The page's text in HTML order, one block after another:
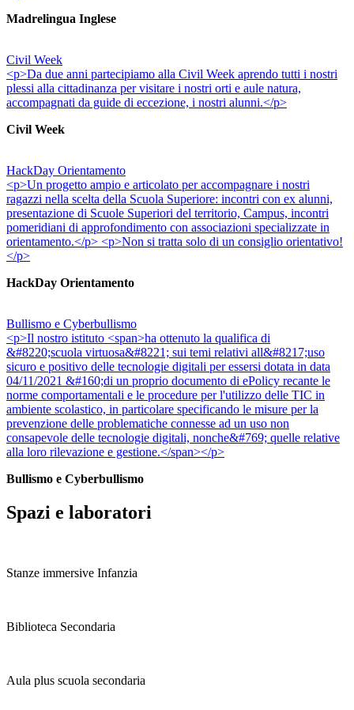
Madrelingua Inglese
Civil Week
<p>Da due anni partecipiamo alla Civil Week aprendo tutti i nostri
plessi alla cittadinanza per visitare i nostri orti e aule natura,
accompagnati da guide di eccezione, i nostri alunni.</p>
Civil Week
HackDay Orientamento
<p>Un progetto ampio e articolato per accompagnare i nostri
ragazzi nella scelta della Scuola Superiore: incontri con ex alunni,
presentazione di Scuole Superiori del territorio, Campus, incontri
pomeridiani di approfondimento con associazioni specializzate in
orientamento.</p> <p>Non si tratta solo di un consiglio orientativo!
</p>
HackDay Orientamento
Bullismo e Cyberbullismo
<p>Il nostro istituto <span>ha ottenuto la qualifica di
&#8220;scuola virtuosa&#8221; sui temi relativi all&#8217;uso
sicuro e positivo delle tecnologie digitali per essersi dotata in data
04/11/2021 &#160;di un proprio documento di ePolicy recante le
norme comportamentali e le procedure per l'utilizzo delle TIC in
ambiente scolastico, in particolare specificando le misure per la
prevenzione delle problematiche connesse ad un uso non
consapevole delle tecnologie digitali, nonche&#769; quelle relative
alla loro rilevazione e gestione.</span></p>
Bullismo e Cyberbullismo
Spazi e laboratori
Stanze immersive Infanzia
Biblioteca Secondaria
Aula plus scuola secondaria